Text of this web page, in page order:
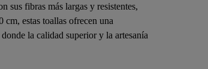
sus fibras más largas y resistentes,
estas toallas ofrecen una
la calidad superior y la artesanía